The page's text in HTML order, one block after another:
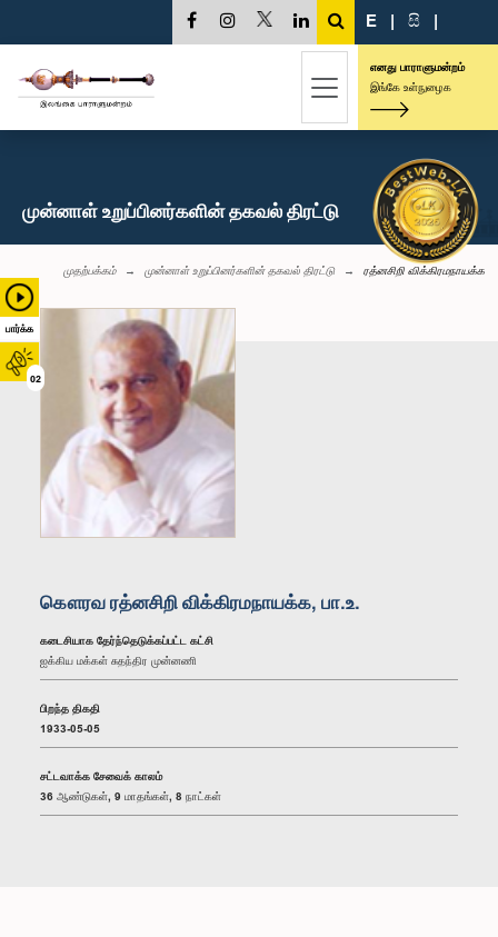
பார்க்க
02
E | සි |
எனது பாராளுமன்றம்
இங்கே உள்நுழைக
முன்னாள் உறுப்பினர்களின் தகவல் திரட்டு
முதற்பக்கம் முன்னாள் உறுப்பினர்களின் தகவல் திரட்டு ரத்னசிறி விக்கிரமநாயக்க
கௌரவ ரத்னசிறி விக்கிரமநாயக்க, பா.உ.
கடைசியாக தேர்ந்தெடுக்கப்பட்ட கட்சி
ஐக்கிய மக்கள் சுதந்திர முன்னணி
பிறந்த திகதி
1933-05-05
சட்டவாக்க சேவைக் காலம்
36 ஆண்டுகள், 9 மாதங்கள், 8 நாட்கள்